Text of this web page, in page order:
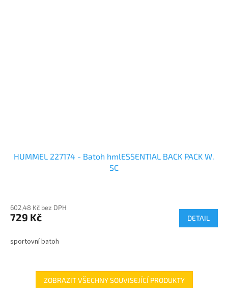
HUMMEL 227174 - Batoh hmlESSENTIAL BACK PACK W.
SC
602,48 Kč bez DPH
729 Kč DETAIL
sportovní batoh
ZOBRAZIT VŠECHNY SOUVISEJÍCÍ PRODUKTY